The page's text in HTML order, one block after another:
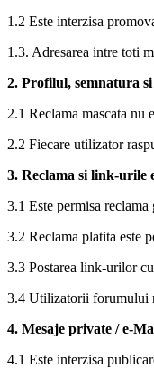
1.2 Este interzisa
1.3. Adresarea intre toti
2. Profilul, semnatura
2.1 Reclama mascata nu
2.2 Fiecare utilizator
3. Reclama si link-urile
3.1 Este permisa
3.2 Reclama platita este
3.3 Postarea link-urilor
3.4 Utilizatorii forumului
4. Mesaje private / e-
4.1 Este interzisa